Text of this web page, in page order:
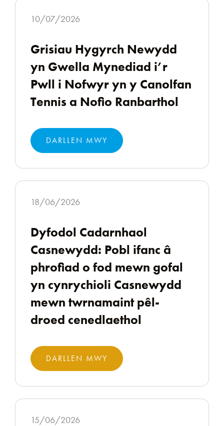
10/07/2026
Grisiau Hygyrch Newydd
yn Gwella Mynediad i’r
Pwll i Nofwyr yn y Canolfan
Tennis a Nofio Ranbarthol
DARLLEN MWY
18/06/2026
Dyfodol Cadarnhaol
Casnewydd: Pobl ifanc â
phrofiad o fod mewn gofal
yn cynrychioli Casnewydd
mewn twrnamaint pêl-
droed cenedlaethol
DARLLEN MWY
15/06/2026